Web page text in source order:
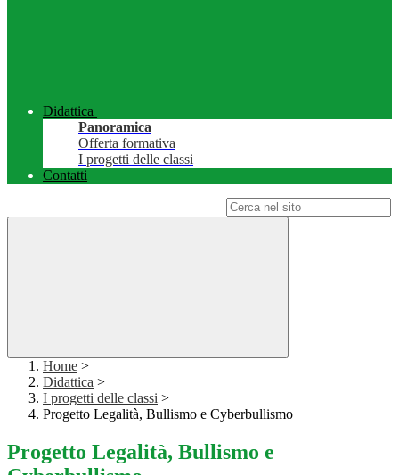
Didattica
Panoramica
Offerta formativa
I progetti delle classi
Contatti
Home >
Didattica >
I progetti delle classi >
Progetto Legalità, Bullismo e Cyberbullismo
Progetto Legalità, Bullismo e